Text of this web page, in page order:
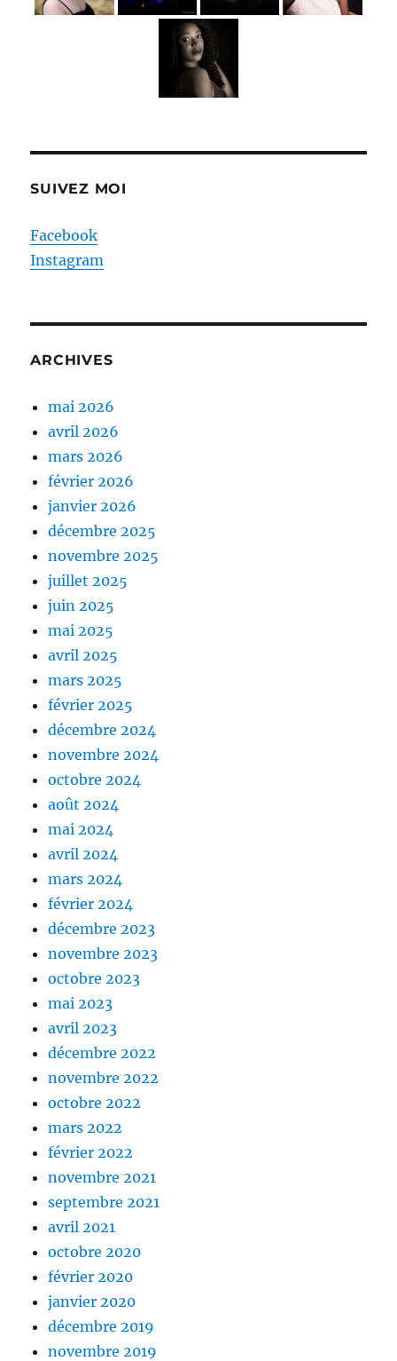
SUIVEZ MOI
Facebook
Instagram
ARCHIVES
mai 2026
avril 2026
mars 2026
février 2026
janvier 2026
décembre 2025
novembre 2025
juillet 2025
juin 2025
mai 2025
avril 2025
mars 2025
février 2025
décembre 2024
novembre 2024
octobre 2024
août 2024
mai 2024
avril 2024
mars 2024
février 2024
décembre 2023
novembre 2023
octobre 2023
mai 2023
avril 2023
décembre 2022
novembre 2022
octobre 2022
mars 2022
février 2022
novembre 2021
septembre 2021
avril 2021
octobre 2020
février 2020
janvier 2020
décembre 2019
novembre 2019